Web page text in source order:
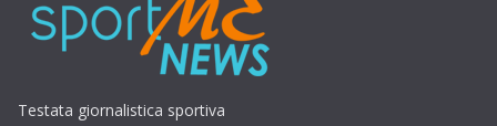
Testata giornalistica sportiva